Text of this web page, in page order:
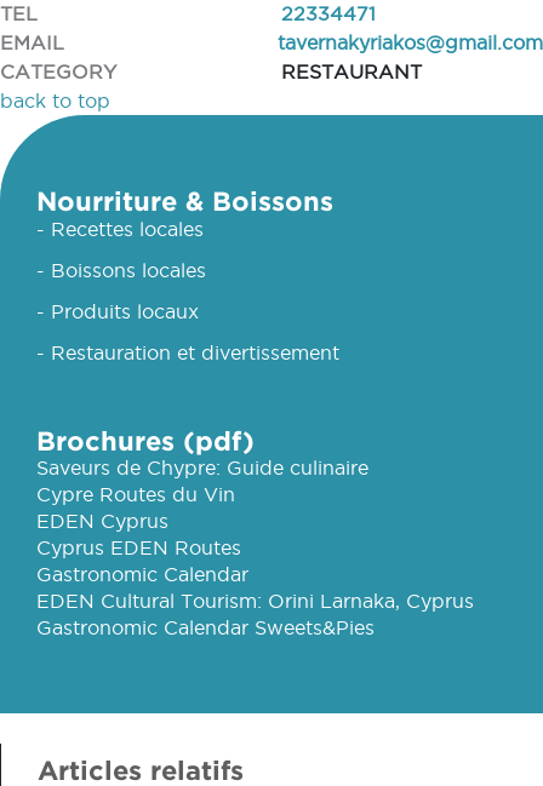
TEL
22334471
EMAIL
tavernakyriakos@gmail.com
CATEGORY
RESTAURANT
back to top
Nourriture & Boissons
- Recettes locales
- Boissons locales
- Produits locaux
- Restauration et divertissement
Brochures (pdf)
Saveurs de Chypre: Guide culinaire
Cypre Routes du Vin
EDEN Cyprus
Cyprus EDEN Routes
Gastronomic Calendar
EDEN Cultural Tourism: Orini Larnaka, Cyprus
Gastronomic Calendar Sweets&Pies
Articles relatifs